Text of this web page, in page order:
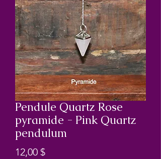
Pendule Quartz Rose
pyramide - Pink Quartz
pendulum
12,00 $Prix